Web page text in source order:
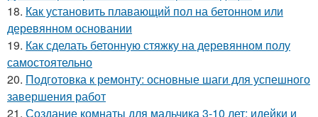
18. Как установить плавающий пол на бетонном или
деревянном основании
19. Как сделать бетонную стяжку на деревянном полу
самостоятельно
20. Подготовка к ремонту: основные шаги для успешного
завершения работ
21. Создание комнаты для мальчика 3-10 лет: идейки и